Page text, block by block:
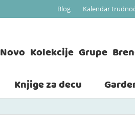
Blog Kalendar
Novo Kolekcije Grupe
Knjige za decu